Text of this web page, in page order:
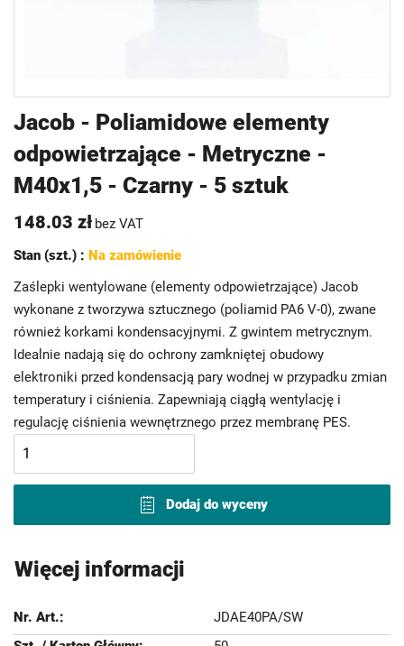
Jacob - Poliamidowe elementy
odpowietrzające - Metryczne -
M40x1,5 - Czarny - 5 sztuk
148.03 zł bez VAT
Stan (szt.) : Na zamówienie
Zaślepki wentylowane (elementy odpowietrzające) Jacob
wykonane z tworzywa sztucznego (poliamid PA6 V-0), zwane
również korkami kondensacyjnymi. Z gwintem metrycznym.
Idealnie nadają się do ochrony zamkniętej obudowy
elektroniki przed kondensacją pary wodnej w przypadku zmian
temperatury i ciśnienia. Zapewniają ciągłą wentylację i
regulację ciśnienia wewnętrznego przez membranę PES.
Dodaj do wyceny
na
początek
galerii
Więcej informacji
JDAE40PA/SW